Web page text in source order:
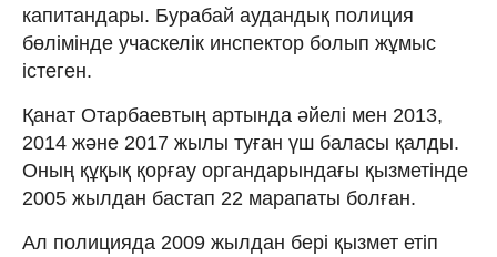
капитандары. Бурабай аудандық полиция
бөлімінде учаскелік инспектор болып жұмыс
істеген.
Қанат Отарбаевтың артында әйелі мен 2013,
2014 және 2017 жылы туған үш баласы қалды.
Оның құқық қорғау органдарындағы қызметінде
2005 жылдан бастап 22 марапаты болған.
Ал полицияда 2009 жылдан бері қызмет етіп